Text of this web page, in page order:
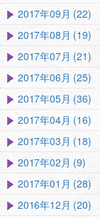
2017年09月 (22)
2017年08月 (19)
2017年07月 (21)
2017年06月 (25)
2017年05月 (36)
2017年04月 (16)
2017年03月 (18)
2017年02月 (9)
2017年01月 (28)
2016年12月 (20)